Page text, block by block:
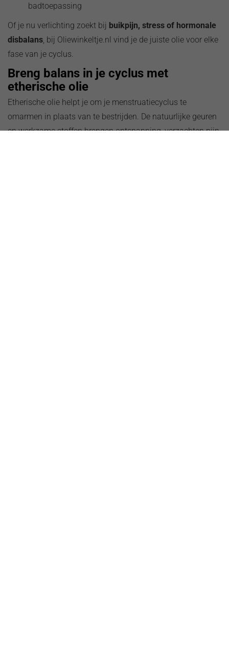
badtoepassing
Of je nu verlichting zoekt bij buikpijn, stress of hormonale
disbalans, bij Oliewinkeltje.nl vind je de juiste olie voor elke
fase van je cyclus.
Breng balans in je cyclus met
etherische olie
Etherische olie helpt je om je menstruatiecyclus te
omarmen in plaats van te bestrijden. De natuurlijke geuren
en werkzame stoffen brengen ontspanning, verzachten pijn